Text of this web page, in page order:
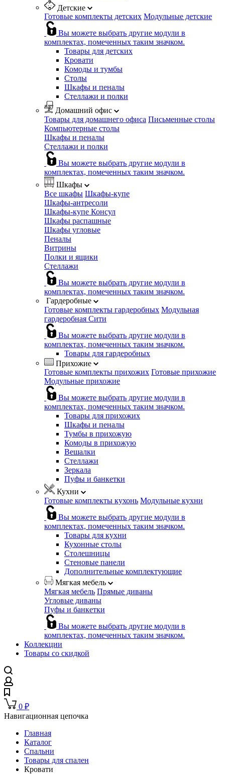
Детские
Готовые комплекты детских Модульные детские
Вы можете выбрать другие модули в
комплектах, помеченных таким значком.
Товары для детских
Кровати
Комоды и тумбы
Столы
Шкафы и пеналы
Стеллажи и полки
Домашний офис
Товары для домашнего офиса Письменные столы
Компьютерные столы
Шкафы и пеналы
Стеллажи и полки
Вы можете выбрать другие модули в
комплектах, помеченных таким значком.
Шкафы
Все шкафы Шкафы-купе
Шкафы-антресоли
Шкафы-купе Консул
Шкафы распашные
Шкафы угловые
Пеналы
Витрины
Полки и ящики
Стеллажи
Вы можете выбрать другие модули в
комплектах, помеченных таким значком.
Гардеробные
Готовые комплекты гардеробных Модульная
гардеробная Сити
Вы можете выбрать другие модули в
комплектах, помеченных таким значком.
Товары для гардеробных
Прихожие
Готовые комплекты прихожих Готовые прихожие
Модульные прихожие
Вы можете выбрать другие модули в
комплектах, помеченных таким значком.
Товары для прихожих
Шкафы и пеналы
Тумбы в прихожую
Комоды в прихожую
Вешалки
Стеллажи
Зеркала
Пуфы и банкетки
Кухни
Готовые комплекты кухонь Модульные кухни
Вы можете выбрать другие модули в
комплектах, помеченных таким значком.
Товары для кухни
Кухонные столы
Столешницы
Стеновые панели
Дополнительные комплектующие
Мягкая мебель
Мягкая мебель Прямые диваны
Угловые диваны
Пуфы и банкетки
Вы можете выбрать другие модули в
комплектах, помеченных таким значком.
Коллекции
Товары со скидкой
0 ₽
Навигационная цепочка
Главная
Каталог
Спальни
Товары для спален
Кровати